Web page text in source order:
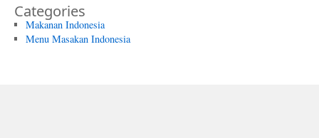
Categories
Makanan Indonesia
Menu Masakan Indonesia